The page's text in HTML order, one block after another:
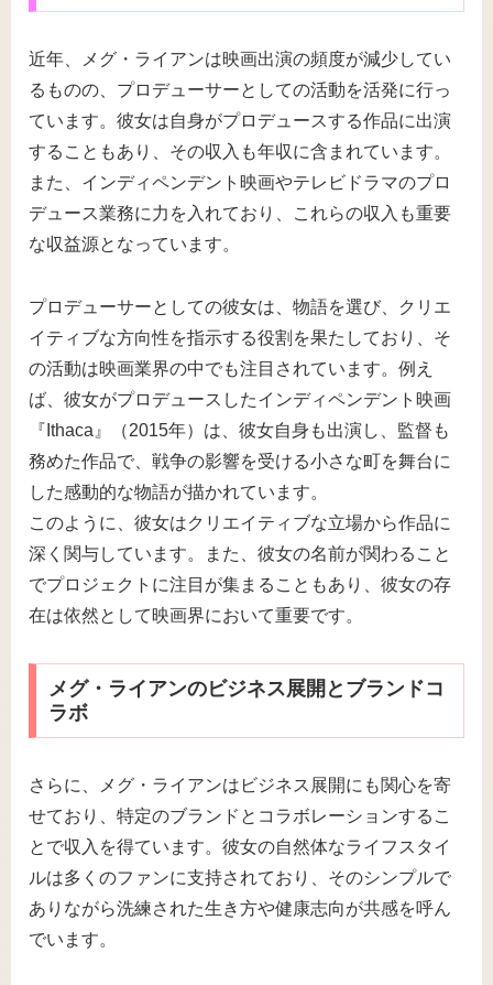
近年、メグ・ライアンは映画出演の頻度が減少してい
るものの、プロデューサーとしての活動を活発に行っ
ています。彼女は自身がプロデュースする作品に出演
することもあり、その収入も年収に含まれています。
また、インディペンデント映画やテレビドラマのプロ
デュース業務に力を入れており、これらの収入も重要
な収益源となっています。
プロデューサーとしての彼女は、物語を選び、クリエ
イティブな方向性を指示する役割を果たしており、そ
の活動は映画業界の中でも注目されています。例え
ば、彼女がプロデュースしたインディペンデント映画
『Ithaca』（2015年）は、彼女自身も出演し、監督も
務めた作品で、戦争の影響を受ける小さな町を舞台に
した感動的な物語が描かれています。
このように、彼女はクリエイティブな立場から作品に
深く関与しています。また、彼女の名前が関わること
でプロジェクトに注目が集まることもあり、彼女の存
在は依然として映画界において重要です。
メグ・ライアンのビジネス展開とブランドコ
ラボ
さらに、メグ・ライアンはビジネス展開にも関心を寄
せており、特定のブランドとコラボレーションするこ
とで収入を得ています。彼女の自然体なライフスタイ
ルは多くのファンに支持されており、そのシンプルで
ありながら洗練された生き方や健康志向が共感を呼ん
でいます。